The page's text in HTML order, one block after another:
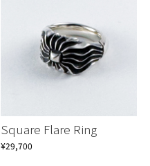
Square Flare Ring
¥29,700